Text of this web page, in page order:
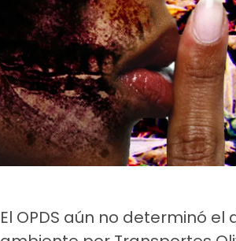
El OPDS aún no determinó